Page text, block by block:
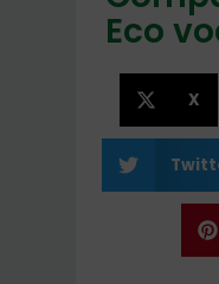
Eco
X